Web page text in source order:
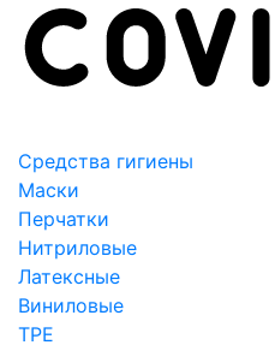
Средства гигиены
Маски
Перчатки
Нитриловые
Латексные
Виниловые
TPE